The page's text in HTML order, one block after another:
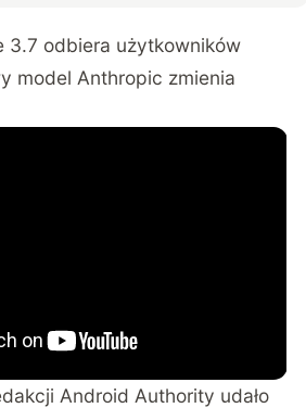
3.7 odbiera użytkowników
model Anthropic zmienia
Android Authority udało